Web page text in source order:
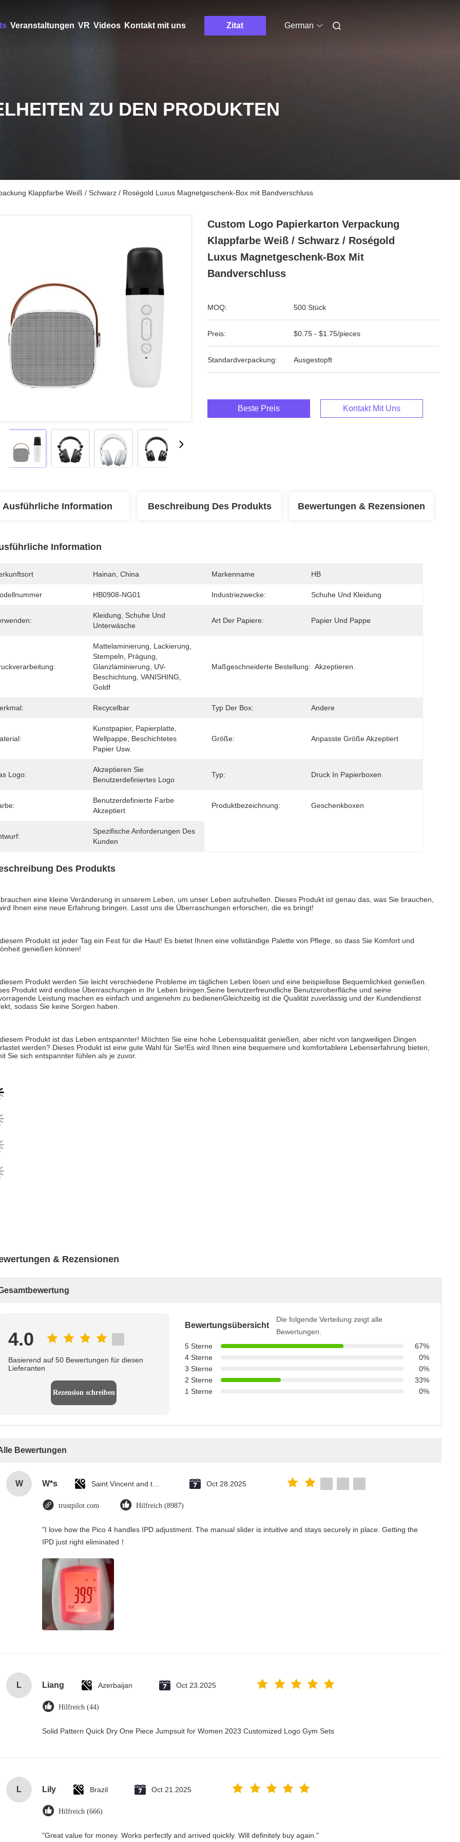
Veranstaltungen VR Videos Kontakt mit uns Zitat German
ZU DEN PRODUKTEN
Klappfarbe Weiß / Schwarz / Roségold Luxus Magnetgeschenk-Box mit Bandverschluss
Custom Logo Papierkarton Verpackung
Klappfarbe Weiß / Schwarz / Roségold
Luxus Magnetgeschenk-Box Mit
Bandverschluss
MOQ: 500 Stück
Preis: $0.75 - $1.75/pieces
Standardverpackung: Ausgestopft
Beste Preis Kontakt Mit Uns
Ausführliche Information Beschreibung Des Produkts Bewertungen & Rezensionen
Information
Hainan, China Markenname HB
HB0908-NG01 Industriezwecke: Schuhe Und Kleidung
Kleidung, Schuhe Und
Unterwäsche
Art Der Papiere: Papier Und Pappe
Mattelaminierung, Lackierung,
Stempeln, Prägung,
Glanzlaminierung, UV-
Beschichtung, VANISHING,
Goldf
Maßgeschneiderte Bestellung: Akzeptieren.
Recycelbar Typ Der Box: Andere
Kunstpapier, Papierplatte,
Wellpappe, Beschichtetes
Papier Usw.
Größe: Anpasste Größe Akzeptiert
Logo:
Akzeptieren Sie
Benutzerdefiniertes Logo
Typ: Druck In Papierboxen
Benutzerdefinierte Farbe
Akzeptiert
Produktbezeichnung: Geschenkboxen
Spezifische Anforderungen Des
Kunden
Des Produkts
eine kleine Veränderung in unserem Leben, um unser Leben aufzuhellen. Dieses Produkt ist genau das, was Sie brauchen,
Ihnen eine neue Erfahrung bringen. Lasst uns die Überraschungen erforschen, die es bringt!
Produkt ist jeder Tag ein Fest für die Haut! Es bietet Ihnen eine vollständige Palette von Pflege, so dass Sie Komfort und
genießen können!
Produkt werden Sie leicht verschiedene Probleme im täglichen Leben lösen und eine beispiellose Bequemlichkeit genießen.
Produkt wird endlose Überraschungen in Ihr Leben bringen.Seine benutzerfreundliche Benutzeroberfläche und seine
Leistung machen es einfach und angenehm zu bedienenGleichzeitig ist die Qualität zuverlässig und der Kundendienst
sodass Sie keine Sorgen haben.
Produkt ist das Leben entspannter! Möchten Sie eine hohe Lebensqualität genießen, aber nicht von langweiligen Dingen
werden? Dieses Produkt ist eine gute Wahl für Sie!Es wird Ihnen eine bequemere und komfortablere Lebenserfahrung bieten,
Sie sich entspannter fühlen als je zuvor.
& Rezensionen
4.0
Basierend auf 50 Bewertungen für diesen
Lieferanten
Rezension schreiben
Bewertungsübersicht
Die folgende Verteilung zeigt alle
Bewertungen.
5 Sterne
67%
4 Sterne
0%
3 Sterne
0%
2 Sterne
33%
1 Sterne
0%
Bewertungen
W W*s Oct 28.2025
trustpilot.com Hilfreich (8987)
"I love how the Pico 4 handles IPD adjustment. The manual slider is intuitive and stays securely in place. Getting the
IPD just right eliminated！
L Liang Azerbaijan Oct 23.2025
Hilfreich (44)
Solid Pattern Quick Dry One Piece Jumpsuit for Women 2023 Customized Logo Gym Sets
L Lily Brazil Oct 21.2025
Hilfreich (666)
"Great value for money. Works perfectly and arrived quickly. Will definitely buy again."